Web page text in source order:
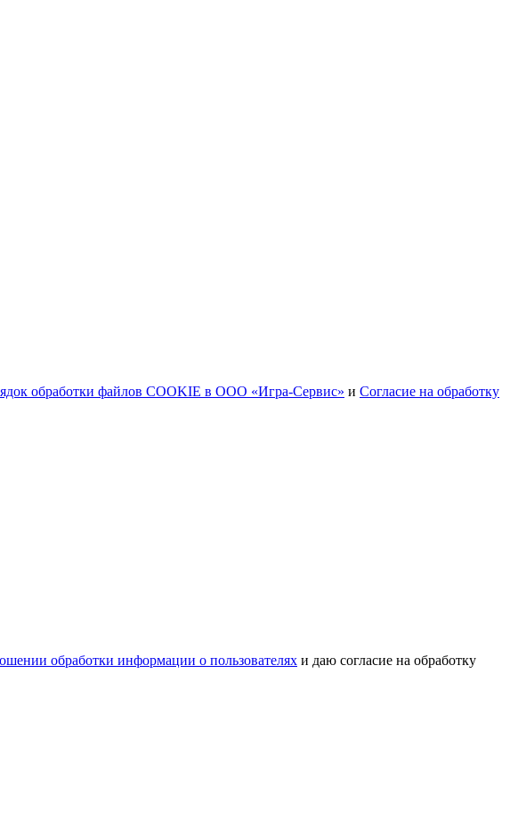
обработки файлов COOKIE в ООО «Игра-Сервис» и Согласие на обработку
обработки информации о пользователях и даю согласие на обработку